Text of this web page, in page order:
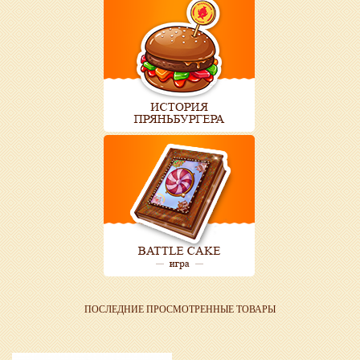
ПОСЛЕДНИЕ ПРОСМОТРЕННЫЕ ТОВАРЫ